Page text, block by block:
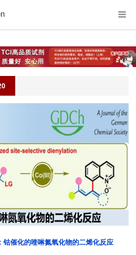
催化的喹啉氮氧化物的二烯化反应